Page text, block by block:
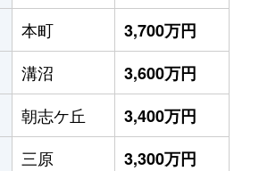
本町
3,700万円
溝沼
3,600万円
朝志ケ丘
3,400万円
三原
3,300万円